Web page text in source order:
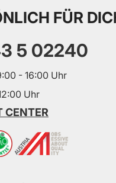
FÜR
5 02240
- 16:00 Uhr
Uhr
CENTER